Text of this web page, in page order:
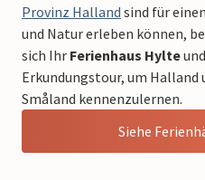
Provinz Halland sind für
und Natur erleben können,
sich Ihr Ferienhaus Hylte
Erkundungstour, um Halland
Småland kennenzulernen.
Siehe